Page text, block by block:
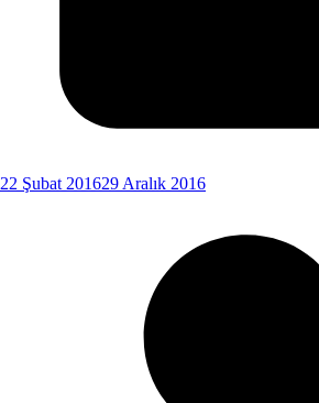
22 Şubat 201629 Aralık 2016